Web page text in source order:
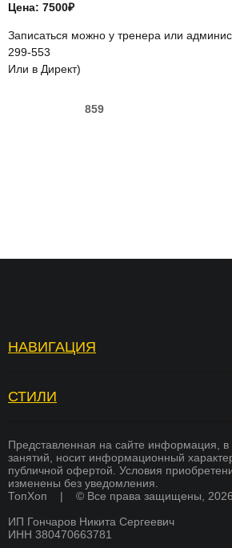
Цена: 7500₽
Записаться можно у тренера или
299-553
Или в Директ)
859
НАВИГАЦИЯ
Услуги
Памятка для родителей
Преподаватели
Стоимость
Расписание
Вопросы и ответы
Академия тренеров
Франшиза
Оплата
Магазин
СТИЛИ
ХИП ХОП
СОВРЕМЕННЫЕ ТАНЦЫ
K-POP
СКОРО
БРЕЙКИНГ
Представленная на сайте информация, в
занятий, носит информационный
публичной офертой. Условия
изменены без уведомления.
ТопХоп | © Все права защищены, 2026
ИП Гончаров Никита Сергеевич
ИНН 380470663781